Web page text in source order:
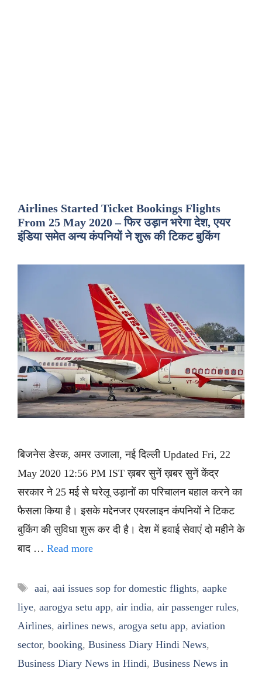
Airlines Started Ticket Bookings Flights
From 25 May 2020 – फिर उड़ान भरेगा देश, एयर
इंडिया समेत अन्य कंपनियों ने शुरू की टिकट बुकिंग
बिजनेस डेस्क, अमर उजाला, नई दिल्ली Updated Fri, 22
May 2020 12:56 PM IST ख़बर सुनें ख़बर सुनें केंद्र
सरकार ने 25 मई से घरेलू उड़ानों का परिचालन बहाल करने का
फैसला किया है। इसके मद्देनजर एयरलाइन कंपनियों ने टिकट
बुकिंग की सुविधा शुरू कर दी है। देश में हवाई सेवाएं दो महीने के
बाद … Read more
Tags
aai, aai issues sop for domestic flights, aapke
liye, aarogya setu app, air india, air passenger rules,
Airlines, airlines news, arogya setu app, aviation
sector, booking, Business Diary Hindi News,
Business Diary News in Hindi, Business News in